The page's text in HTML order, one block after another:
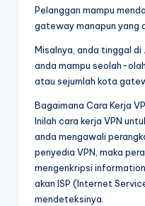
Pelanggan mampu
gateway manapun yang
Misalnya, anda tinggal di
anda mampu seolah-
atau sejumlah kota
Bagaimana Cara Kerja
Inilah cara kerja VPN
anda mengawali
penyedia VPN, maka
mengenkripsi
akan ISP (Internet
mendeteksinya.